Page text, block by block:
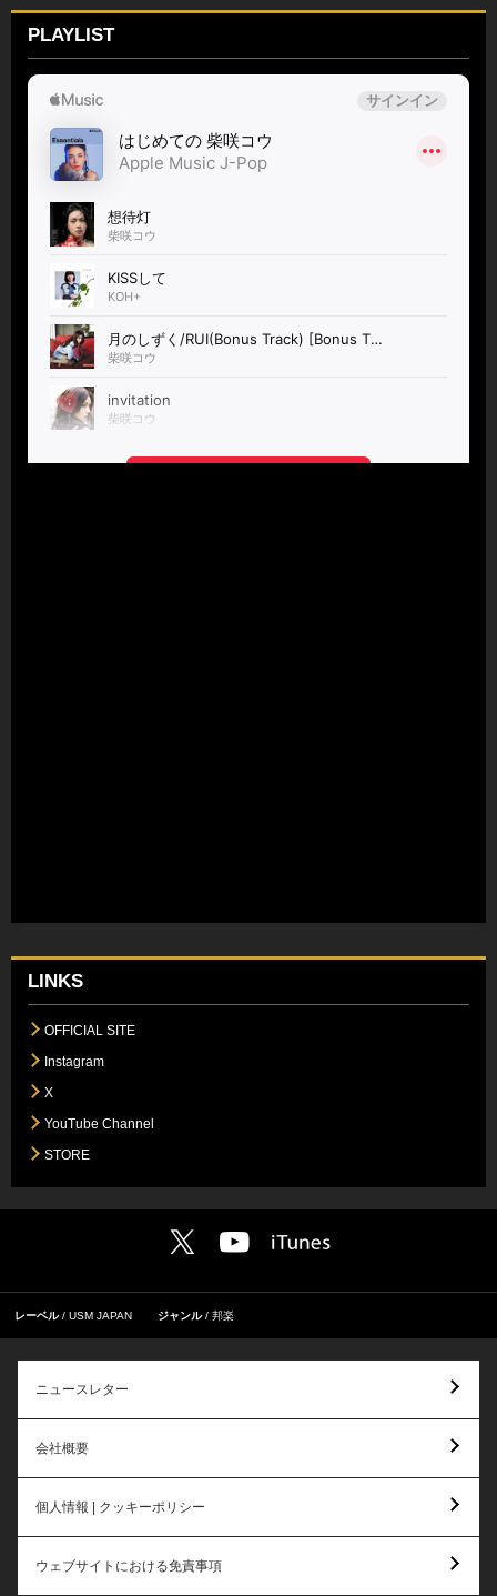
PLAYLIST
LINKS
OFFICIAL SITE
Instagram
X
YouTube Channel
STORE
レーベル USM JAPAN ジャンル 邦楽
ニュースレター
会社概要
個人情報 | クッキーポリシー
ウェブサイトにおける免責事項